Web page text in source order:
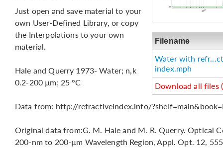
Filename
Water with
index.mph
Download all files
Just open and save material to your
own User-Defined Library, or copy
the Interpolations to your own
material.
Hale and Querry 1973- Water; n,k
0.2-200 µm; 25 °C
Data from: http://refractiveindex.info/
Original data from:G. M. Hale and M. R. Querry. Optical
200-nm to 200-µm Wavelength Region, Appl. Opt. 12,